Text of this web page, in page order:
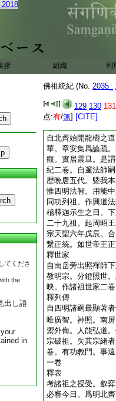
拶 組織 利
てくださ
the
出し語
in
佛祖統紀 (No. 2035_
129 130 131
点:有/無] [CITE]
不息。以故果後示
際求其始終。況於
處不同。豈當於此
有所異同者哉。今
出興爲大法王。明
相。分頓漸二始。
師子尊者。皆能仰
金口祖承。依付法
自北齊始開龍樹之
華。章安集爲論疏
觀。實居震旦。是
紀二卷。自邃法師
歴晩唐五代。曁我
惟四明法智。用能
同功列祖。作興道
稽釋迦示生之日。
二十九祖。起周昭
宗天聖六年戊辰。
繋正統。如世帝王
釋世家
自南岳旁出照禪師
教明宗。分鐙照世
映。作諸祖世家二卷
釋列傳
自四明諸嗣最顯著
唯廣智。神照。南
禦外侮。人能弘道
宗破祖。失其宗緒
卷。有功教門。事
一卷
釋表
考諸祖之授受。叙
必審今日。爲明北